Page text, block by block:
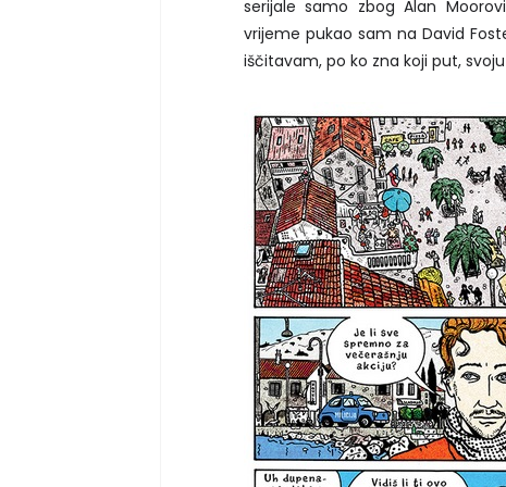
serijale samo zbog Alan
vrijeme pukao sam na David
iščitavam, po ko zna koji put,